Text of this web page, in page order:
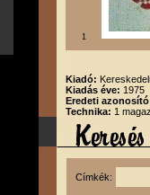
1
Kiadó:
Kiadás éve: 1975
Eredeti
Technika: 1
Címkék: